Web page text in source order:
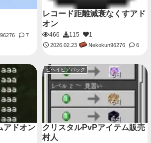
7
レコード距離減衰なくすアド
オン
466 115 1
2026.02.23 Nekokun96276 6
アドオン
ビヘイビアパック
クリスタルPvPアイテム販売
村人